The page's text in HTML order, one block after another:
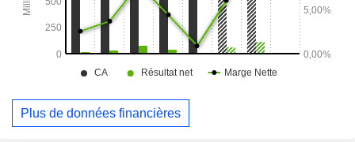
Plus de données financières